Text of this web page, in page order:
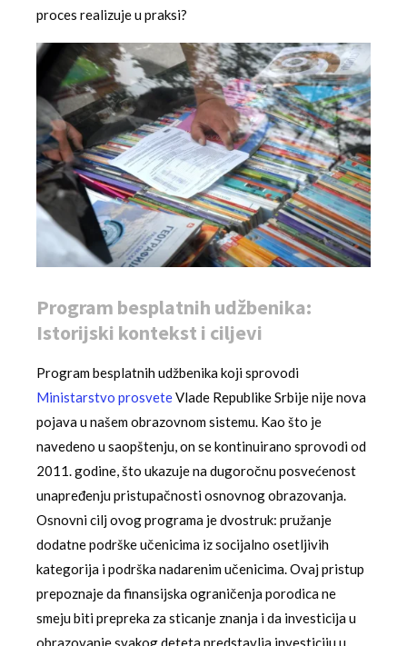
proces realizuje u praksi?
Program besplatnih udžbenika:
Istorijski kontekst i ciljevi
Program besplatnih udžbenika koji sprovodi
Ministarstvo prosveteVlade Republike Srbije nije nova
pojava u našem obrazovnom sistemu. Kao što je
navedeno u saopštenju, on se kontinuirano sprovodi od
2011. godine, što ukazuje na dugoročnu posvećenost
unapređenju pristupačnosti osnovnog obrazovanja.
Osnovni cilj ovog programa je dvostruk: pružanje
dodatne podrške učenicima iz socijalno osetljivih
kategorija i podrška nadarenim učenicima. Ovaj pristup
prepoznaje da finansijska ograničenja porodica ne
smeju biti prepreka za sticanje znanja i da investicija u
obrazovanje svakog deteta predstavlja investiciju u